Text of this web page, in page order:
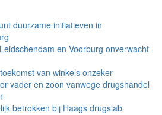
duurzame initiatieven in
en Voorburg onverwacht
van winkels onzeker
vader en zoon vanwege drugshandel
betrokken bij Haags drugslab